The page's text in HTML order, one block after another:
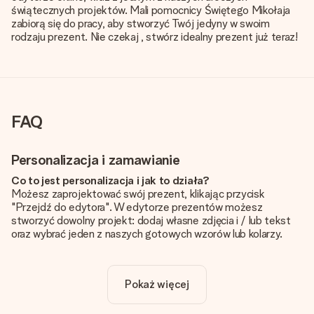
świątecznych projektów. Mali pomocnicy Świętego Mikołaja
zabiorą się do pracy, aby stworzyć Twój jedyny w swoim
rodzaju prezent. Nie czekaj , stwórz idealny prezent już teraz!
FAQ
Personalizacja i zamawianie
Co to jest personalizacja i jak to działa?
Możesz zaprojektować swój prezent, klikając przycisk
"Przejdź do edytora". W edytorze prezentów możesz
stworzyć dowolny projekt: dodaj własne zdjęcia i / lub tekst
oraz wybrać jeden z naszych gotowych wzorów lub kolarzy.
Cena podana na stronie internetowej obejmuje personalizację
Twojego prezentu - ilość zdjęć lub tekstów nie wpływa na
Pokaż więcej